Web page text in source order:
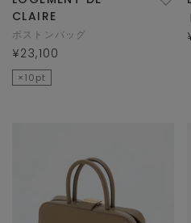
CLAIRE
ボストンバッグ
¥23,100
×10pt